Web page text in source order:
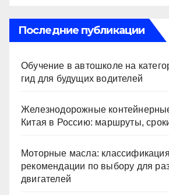
Последние публикации
Обучение в автошколе на
гид для будущих водителей
Железнодорожные
Китая в Россию: маршруты,
Моторные масла:
рекомендации по выбору для
двигателей